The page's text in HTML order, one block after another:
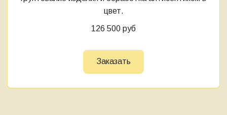
цвет.
126 500 руб
Заказать